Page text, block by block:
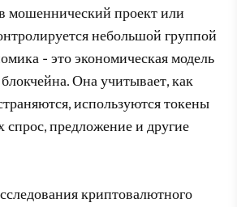
мошеннический проект или
небольшой группой
- это экономическая модель
Она учитывает, как
используются токены
спрос, предложение и другие
криптовалютного